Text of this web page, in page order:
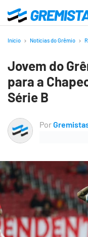
para
principal
Gremistas
Início Notícias do Grêmio
Jovem do
para a
Série B
Por